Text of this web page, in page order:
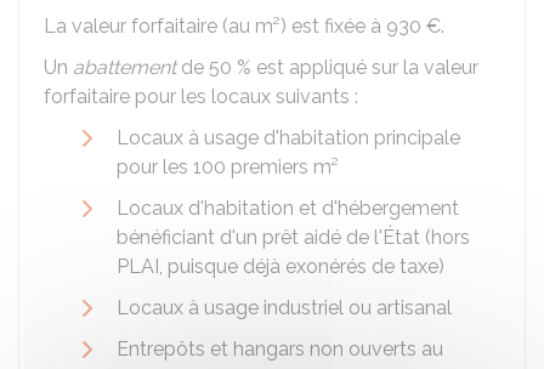
La valeur forfaitaire (au m²) est fixée à 930 €.
Un abattementde 50 % est appliqué sur la valeur
forfaitaire pour les locaux suivants :
Locaux à usage d'habitation principale
pour les 100 premiers m²
Locaux d'habitation et d'hébergement
bénéficiant d'un prêt aidé de l'État (hors
PLAI, puisque déjà exonérés de taxe)
Locaux à usage industriel ou artisanal
Entrepôts et hangars non ouverts au